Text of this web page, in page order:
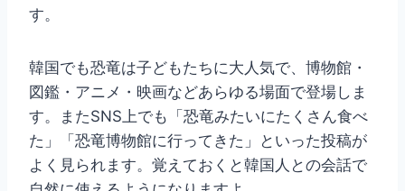
す。
韓国でも恐竜は子どもたちに大人気で、博物館・
図鑑・アニメ・映画などあらゆる場面で登場しま
す。またSNS上でも「恐竜みたいにたくさん食べ
た」「恐竜博物館に行ってきた」といった投稿が
よく見られます。覚えておくと韓国人との会話で